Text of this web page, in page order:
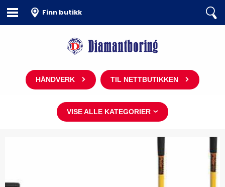
Finn butikk
HÅNDVERK TIL NETTBUTIKKEN
VISE ALLE KATEGORIER